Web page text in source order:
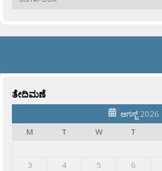
ತೇದಿಮಣೆ
ಆಗಸ್ಟ್ 2026
M
T W T
3
4 5 6